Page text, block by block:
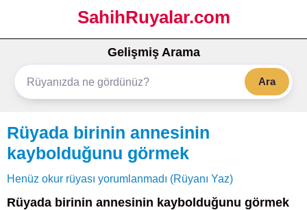
SahihRuyalar.com
Gelişmiş Arama
Ara
Rüyada birinin annesinin
kaybolduğunu görmek
Henüz okur rüyası yorumlanmadı (Rüyanı Yaz)
Rüyada birinin annesinin kaybolduğunu görmek